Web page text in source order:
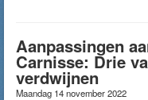
Aanpassingen
Carnisse: Drie
verdwijnen
Maandag 14 november 2022